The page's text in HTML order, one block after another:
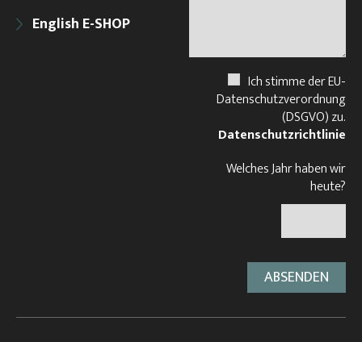
English E-SHOP
Ich stimme der EU-
Datenschutzverordnung
(DSGVO) zu.
Datenschutzrichtlinie
Welches Jahr haben wir
heute?